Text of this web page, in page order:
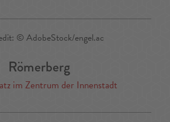
Römerberg
im Zentrum der Innenstadt